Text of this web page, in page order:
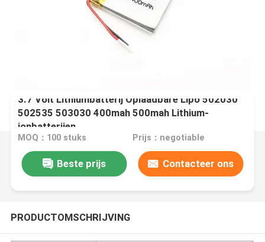
3.7 Volt Lithiumbatterij Oplaadbare Lipo 502030
502535 503030 400mah 500mah Lithium-
ionbatterijen
MOQ：100 stuks Prijs：negotiable
Beste prijs Contacteer ons
PRODUCTOMSCHRIJVING